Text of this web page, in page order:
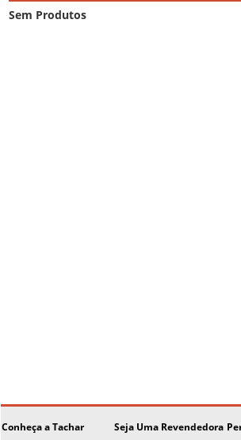
Sem Produtos
Conheça a Tachar Seja Uma Revendedora